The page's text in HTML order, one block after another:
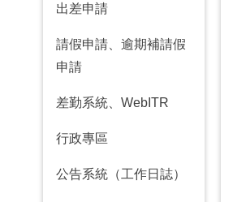
出差申請
請假申請、 逾期補請假
申請
差勤系統、 WebITR
行政專區
公告系統（工作日誌）